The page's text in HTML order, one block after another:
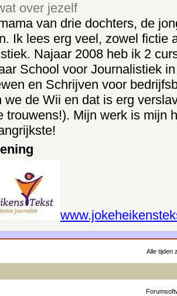
over jezelf
van drie dochters, de
Ik lees erg veel, zowel fictie
Najaar 2008 heb ik 2
School voor Journalistiek
en Schrijven voor
we de Wii en dat is erg
trouwens!). Mijn werk is mijn
Alle tijden